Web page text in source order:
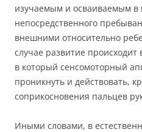
изучаемым и осваиваемым в
непосредственного
внешними относительно
случае развитие
в который сенсомоторный
проникнуть и действовать,
соприкосновения пальцев
Иными словами, в